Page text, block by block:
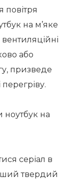
повітря
на м’яке
або
призведе
ноутбук на
серіал в
твердий